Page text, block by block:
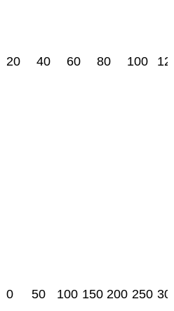
20 40 60 80 100
0 50 100 150 200 250